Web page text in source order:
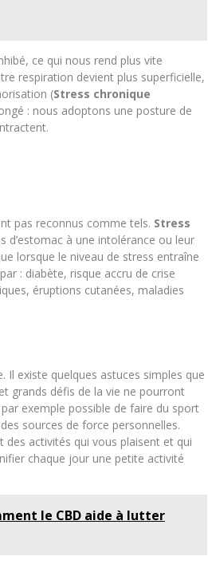
ce qui nous rend plus vite
respiration devient plus superficielle,
(Stress chronique
: nous adoptons une posture de
pas reconnus comme tels. Stress
d’estomac à une intolérance ou leur
lorsque le niveau de stress entraîne
: diabète, risque accru de crise
éruptions cutanées, maladies
Il existe quelques astuces simples que
grands défis de la vie ne pourront
exemple possible de faire du sport
sources de force personnelles.
activités qui vous plaisent et qui
chaque jour une petite activité
le CBD aide à lutter